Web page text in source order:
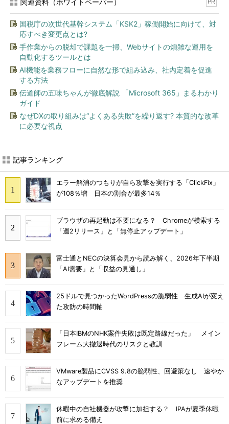
関連資料（ホワイトペーパー） PR
国税庁の次世代基幹システム「KSK2」稼働開始に向けて、対
応すべき変更点とは?
手作業からの脱却で課題を一掃、Webサイトの煩雑な運用を
自動化するツールとは
AI機能を業務フローに自然な形で組み込み、社内定着を促進
する方法
伝道師の五味ちゃんが徹底解説 「Microsoft 365」まるわかり
ガイド
なぜDXの取り組みは“よくある失敗”を繰り返す? 本質的な改革
に必要な視点
記事ランキング
エラー解消のつもりが自ら攻撃を実行する「ClickFix」
が108％増 日本の割合が最多14％
ブラウザの再起動は不要になる？ Chromeが模索する
「週2リリース」と「無停止アップデート」
富士通とNECの決算会見から読み解く、2026年下半期
「AI需要」と「収益の見通し」
25ドルで見つかったWordPressの脆弱性 生成AIが変え
た攻防の時間軸
「日本IBMのNHK案件失敗は既定路線だった」 メイン
フレーム大撤退時代のリスクと教訓
VMware製品にCVSS 9.8の脆弱性、回避策なし 速やか
なアップデートを推奨
休暇中の自社機器が攻撃に加担する？ IPAが夏季休暇
前に求める備え